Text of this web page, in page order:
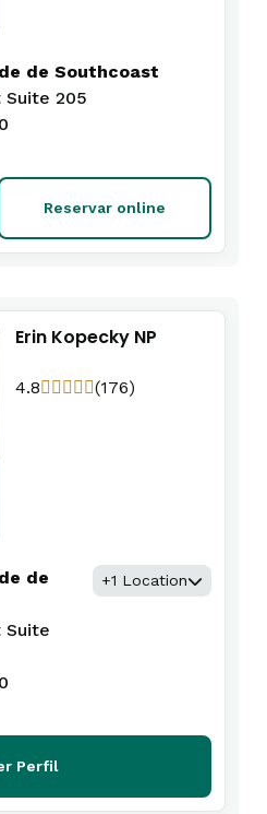
de Southcoast
Suite 205
Reservar online
Erin Kopecky NP
4.8 (176)
de
Suite
+1 Location
Perfil